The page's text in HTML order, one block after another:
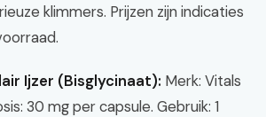
klimmers. Prijzen zijn indicaties
Ijzer (Bisglycinaat): Merk: Vitals
30 mg per capsule. Gebruik: 1